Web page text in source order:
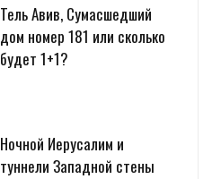
Тель Авив, Сумасшедший
дом номер 181 или сколько
будет 1+1?
Ночной Иерусалим и
туннели Западной стены